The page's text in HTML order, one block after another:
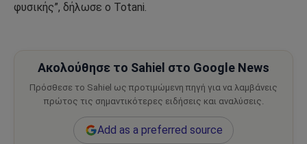
φυσικής”, δήλωσε ο Totani.
Ακολούθησε το Sahiel στο Google News
Πρόσθεσε το Sahiel ως προτιμώμενη πηγή για να λαμβάνεις
πρώτος τις σημαντικότερες ειδήσεις και αναλύσεις.
Add as a preferred source